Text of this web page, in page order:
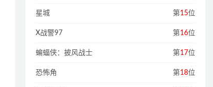
星城 第15位
X战警97 第16位
蝙蝠侠：披风战士 第17位
恐怖角 第18位